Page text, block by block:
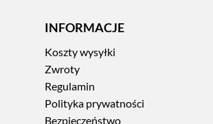
INFORMACJE
Koszty wysyłki
Zwroty
Regulamin
Polityka prywatności
Bezpieczeństwo